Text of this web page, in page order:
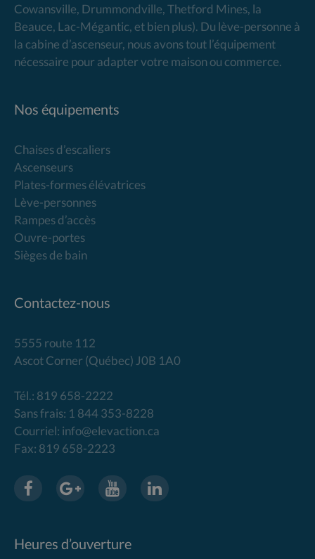
Cowansville, Drummondville, Thetford Mines, la
Beauce, Lac-Mégantic, et bien plus). Du lève-personne à
la cabine d’ascenseur, nous avons tout l’équipement
nécessaire pour adapter votre maison ou commerce.
Nos équipements
Chaises d’escaliers
Ascenseurs
Plates-formes élévatrices
Lève-personnes
Rampes d’accès
Ouvre-portes
Sièges de bain
Contactez-nous
5555 route 112
Ascot Corner (Québec) J0B 1A0
Tél.: 819 658-2222
Sans frais: 1 844 353-8228
Courriel: info@elevaction.ca
Fax: 819 658-2223
Heures d’ouverture